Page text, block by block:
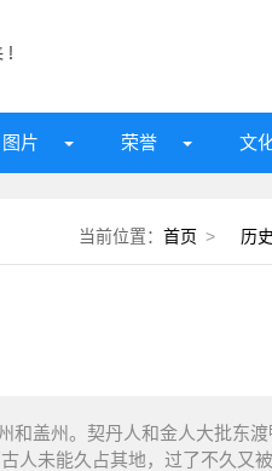
片 荣誉 文
当前位置： 首页 > 历
和盖州。契丹人和金人大批东
人未能久占其地，过了不久又